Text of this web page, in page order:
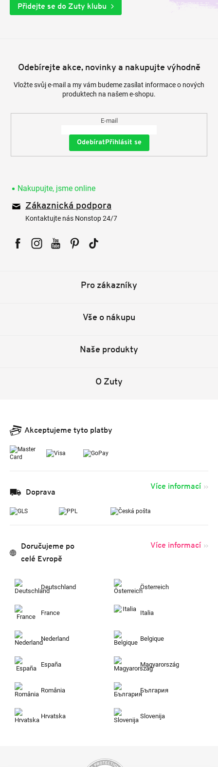
Přidejte se do Zuty klubu
Odebírejte akce, novinky a nakupujte výhodně
Vložte svůj e-mail a my vám budeme zasílat informace o nových
produktech na našem e-shopu.
E-mail
Přihlásit se
Nakupujte, jsme online
Zákaznická podpora
Kontaktujte nás Nonstop 24/7
Pro zákazníky
Vše o nákupu
Naše produkty
O Zuty
Akceptujeme tyto platby
Doprava
Více informací
Doručujeme po
celé Evropě
Více informací
Deutschland Österreich
France Italia
Nederland Belgique
España Magyarország
România България
Hrvatska Slovenija